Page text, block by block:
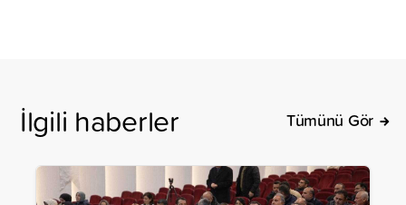
İlgili haberler Tümünü Gör